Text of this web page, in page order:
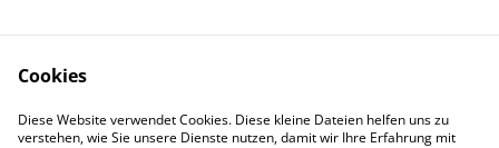
Contact Us
Legal Terms
Cookies
Diese Website verwendet Cookies. Diese kleine Dateien helfen uns zu
verstehen, wie Sie unsere Dienste nutzen, damit wir Ihre Erfahrung mit